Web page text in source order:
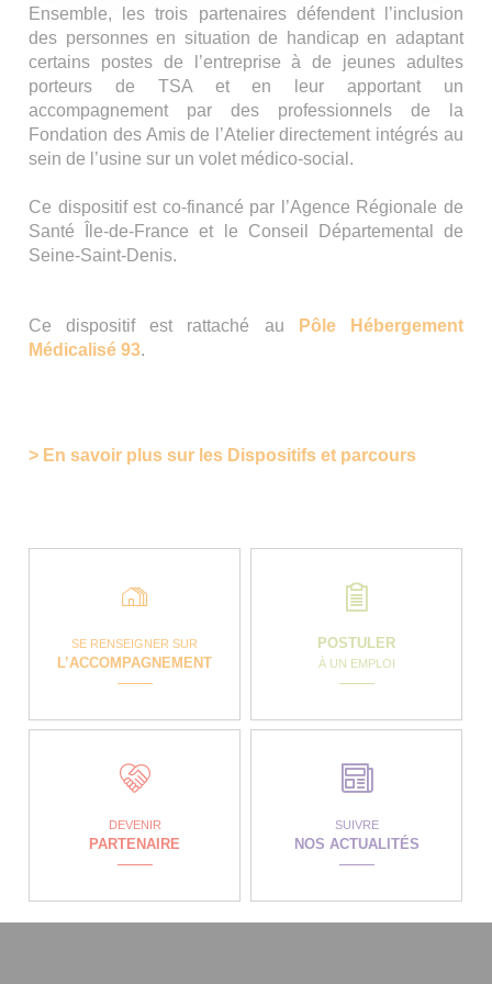
Ensemble, les trois partenaires défendent l’inclusion
des personnes en situation de handicap en adaptant
certains postes de l’entreprise à de jeunes adultes
porteurs de TSA et en leur apportant un
accompagnement par des professionnels de la
Fondation des Amis de l’Atelier directement intégrés au
sein de l’usine sur un volet médico-social.
Ce dispositif est co-financé par l’Agence Régionale de
Santé Île-de-France et le Conseil Départemental de
Seine-Saint-Denis.
Ce dispositif est rattaché au
Pôle Hébergement
Médicalisé 93.
> En savoir plus sur les Dispositifs et parcours
SE RENSEIGNER SUR
L’ACCOMPAGNEMENT
POSTULER
À UN EMPLOI
DEVENIR
PARTENAIRE
SUIVRE
NOS ACTUALITÉS